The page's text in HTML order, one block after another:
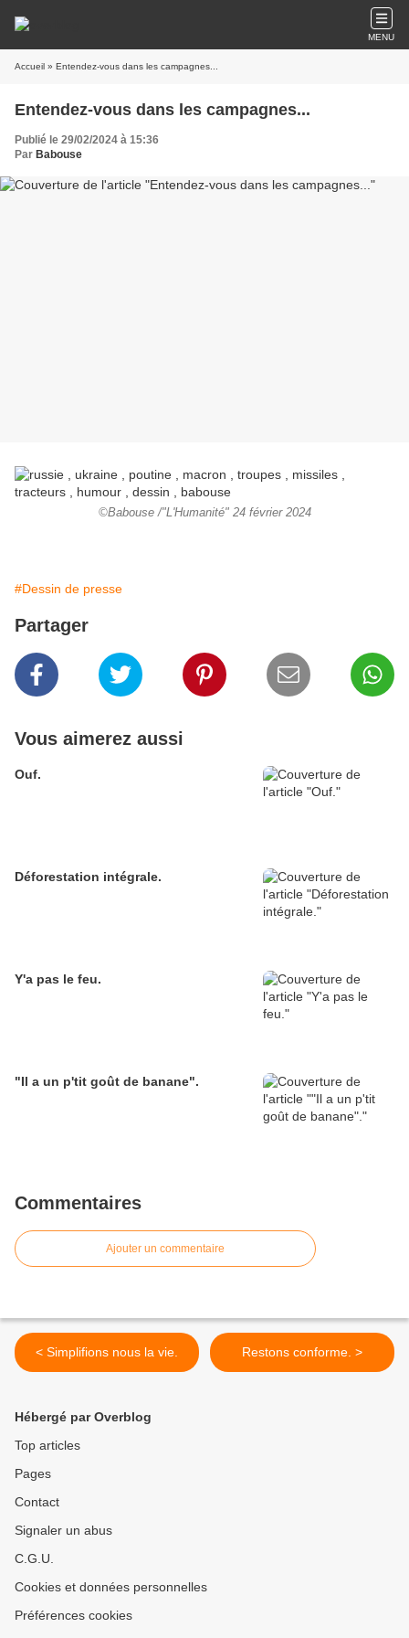
MENU
Accueil » Entendez-vous dans les campagnes...
Entendez-vous dans les campagnes...
Publié le 29/02/2024 à 15:36
Par Babouse
©Babouse /"L'Humanité" 24 février 2024
#Dessin de presse
Partager
Vous aimerez aussi
Ouf.
Déforestation intégrale.
Y'a pas le feu.
"Il a un p'tit goût de banane".
Commentaires
Ajouter un commentaire
< Simplifions nous la vie. Restons conforme. >
Hébergé par Overblog
Top articles
Pages
Contact
Signaler un abus
C.G.U.
Cookies et données personnelles
Préférences cookies